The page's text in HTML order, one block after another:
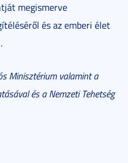
megismerve
és az emberi élet
Minisztérium valamint a
és a Nemzeti Tehetség